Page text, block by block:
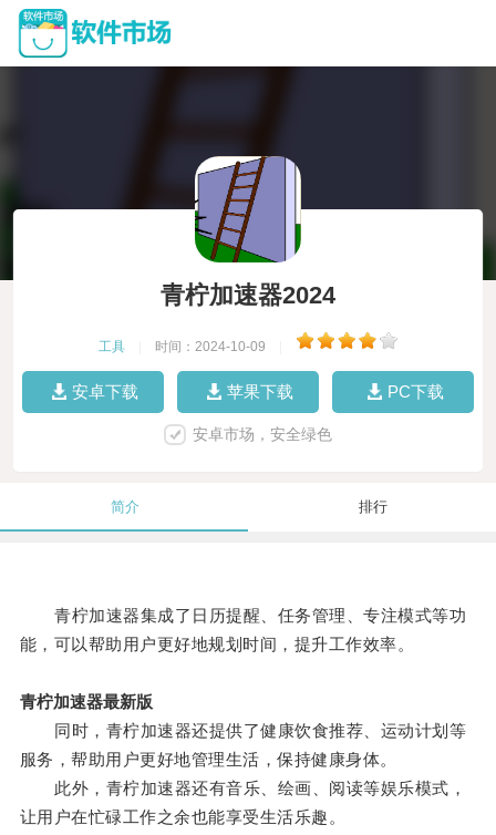
青柠加速器2024
工具 时间：2024-10-09
安卓下载 苹果下载 PC下载
安卓市场，安全绿色
简介 排行
青柠加速器集成了日历提醒、任务管理、专注模式等功
能，可以帮助用户更好地规划时间，提升工作效率。
青柠加速器最新版
同时，青柠加速器还提供了健康饮食推荐、运动计划等
服务，帮助用户更好地管理生活，保持健康身体。
此外，青柠加速器还有音乐、绘画、阅读等娱乐模式，
让用户在忙碌工作之余也能享受生活乐趣。